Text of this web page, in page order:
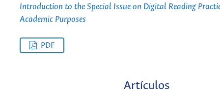
Introduction to the Special Issue on Digital Reading
Academic Purposes
PDF
Artículos